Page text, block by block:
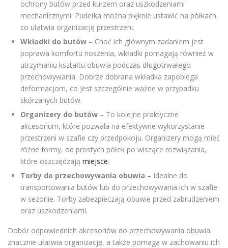
ochrony butów przed kurzem oraz uszkodzeniami
mechanicznymi. Pudełka można pięknie ustawić na półkach,
co ułatwia organizację przestrzeni.
Wkładki do butów – Choć ich głównym zadaniem jest
poprawa komfortu noszenia, wkładki pomagają również w
utrzymaniu kształtu obuwia podczas długotrwałego
przechowywania. Dobrze dobrana wkładka zapobiega
deformacjom, co jest szczególnie ważne w przypadku
skórzanych butów.
Organizery do butów – To kolejne praktyczne
akcesorium, które pozwala na efektywne wykorzystanie
przestrzeni w szafie czy przedpokoju. Organizery mogą mieć
różne formy, od prostych półek po wiszące rozwiązania,
które oszczędzają miejsce.
Torby do przechowywania obuwia – Idealne do
transportowania butów lub do przechowywania ich w szafie
w sezonie. Torby zabezpieczają obuwie przed zabrudzeniem
oraz uszkodzeniami.
Dobór odpowiednich akcesoriów do przechowywania obuwia
znacznie ułatwia organizację, a także pomaga w zachowaniu ich